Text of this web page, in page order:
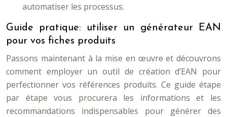
automatiser les processus.
Guide pratique: utiliser un générateur EAN
pour vos fiches produits
Passons maintenant à la mise en œuvre et découvrons
comment employer un outil de création d’EAN pour
perfectionner vos références produits. Ce guide étape
par étape vous procurera les informations et les
recommandations indispensables pour générer des